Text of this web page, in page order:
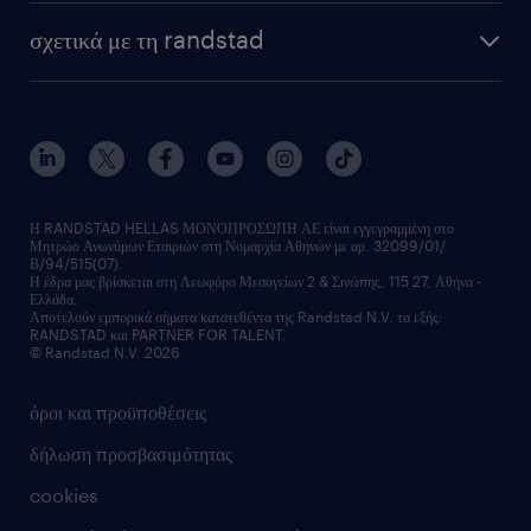
webinars
εκπαίδευση εργαζομένων
υπηρεσίες inhouse
υπηρεσίες redeployment
workforce insights
επικοινώνησε μαζί μας
employer brand
σχετικά με τη randstad
τα γραφεία μας
δελτία τύπου
οικονομικά στοιχεία
επικοινώνησε μαζί μας
όροι και προϋποθέσεις
δήλωση προσβασιμότητας
cookies
Η RANDSTAD HELLAS ΜΟΝΟΠΡΟΣΩΠΗ ΑΕ είναι εγγεγραμμένη στο
Μητρώο Ανωνύμων Εταιριών στη Νομαρχία Αθηνών με αρ. 32099/01/
Β/94/515(07).
Η έδρα μας βρίσκεται στη Λεωφόρο Μεσογείων 2 & Σινώπης, 115 27, Αθήνα -
Ελλάδα.
Αποτελούν εμπορικά σήματα κατατεθέντα της Randstad N.V. τα εξής:
RANDSTAD και PARTNER FOR TALENT.
© Randstad N.V. 2026